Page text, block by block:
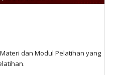
Materi dan Modul Pelatihan yang
.